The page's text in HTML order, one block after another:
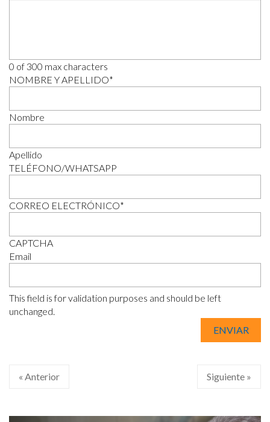
0 of 300 max characters
NOMBRE Y APELLIDO*
Nombre
Apellido
TELÉFONO/WHATSAPP
CORREO ELECTRÓNICO*
CAPTCHA
Email
This field is for validation purposes and should be left
unchanged.
« Anterior Siguiente »